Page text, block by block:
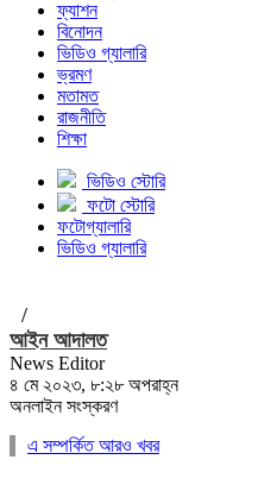
ফ্যাশন
বিনোদন
ভিডিও গ্যালারি
ভ্রমণ
মতামত
রাজনীতি
শিক্ষা
ভিডিও স্টোরি
ফটো স্টোরি
ফটোগ্যালারি
ভিডিও গ্যালারি
/
আইন আদালত
News Editor
৪ মে ২০২৩, ৮:২৮ অপরাহ্ন
অনলাইন সংস্করণ
এ সম্পর্কিত আরও খবর